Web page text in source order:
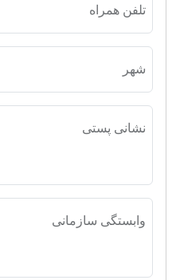
تلفن همراه
شهر
نشانی پستی
وابستگی سازمانی